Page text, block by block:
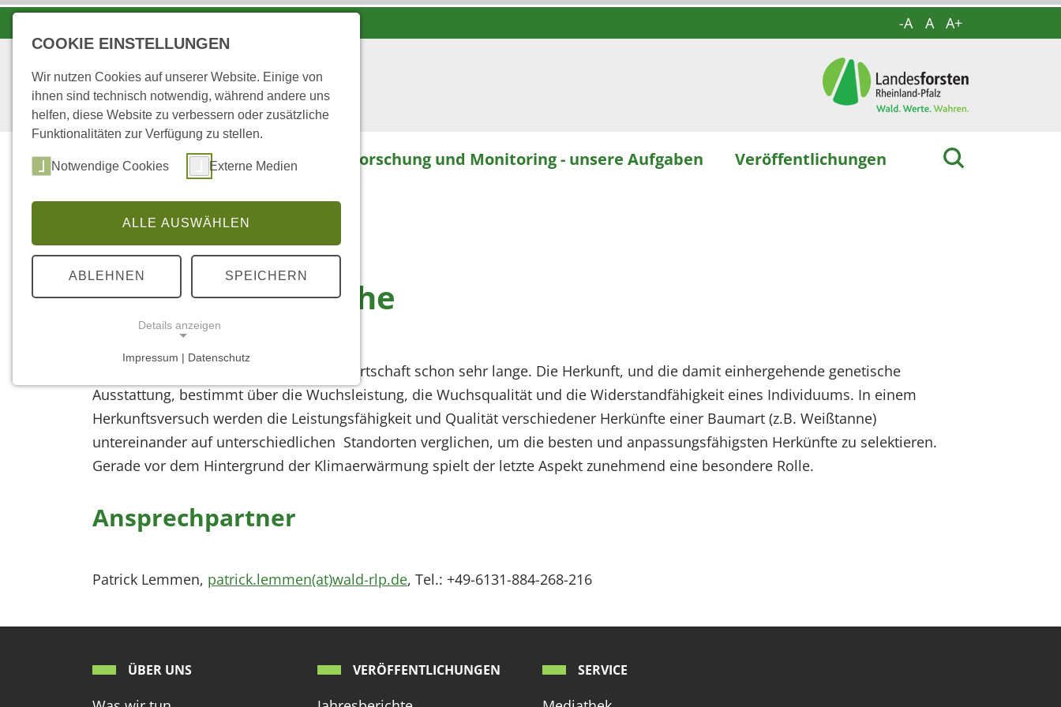
-A A A+
Start Über uns Forschung und Monitoring - unsere Aufgaben Veröffentlichungen
STARTSEITE ... HERKUNFTSVERSUCHE
Herkunftsversuche
Herkunftsversuche gibt es in der Forstwirtschaft schon sehr lange. Die Herkunft, und die damit einhergehende genetische
Ausstattung, bestimmt über die Wuchsleistung, die Wuchsqualität und die Widerstandfähigkeit eines Individuums. In einem
Herkunftsversuch werden die Leistungsfähigkeit und Qualität verschiedener Herkünfte einer Baumart (z.B. Weißtanne)
untereinander auf unterschiedlichen Standorten verglichen, um die besten und anpassungsfähigsten Herkünfte zu selektieren.
Gerade vor dem Hintergrund der Klimaerwärmung spielt der letzte Aspekt zunehmend eine besondere Rolle.
Ansprechpartner
Patrick Lemmen, patrick.lemmen(at)wald-rlp.de, Tel.: +49-6131-884-268-216
ÜBER UNS VERÖFFENTLICHUNGEN SERVICE
COOKIE EINSTELLUNGEN
Wir nutzen Cookies auf unserer Website. Einige von
ihnen sind technisch notwendig, während andere uns
helfen, diese Website zu verbessern oder zusätzliche
Funktionalitäten zur Verfügung zu stellen.
Notwendige Cookies Externe Medien
ALLE AUSWÄHLEN
ABLEHNEN SPEICHERN
Details anzeigen
Notwendige Cookies ermöglichen grundlegende
Funktionen und sind für die einwandfreie Funktion
Einverständnis-Cookie
cookie_consent
ausgewählten Einverständnis-
Cookie
Impressum | Datenschutz